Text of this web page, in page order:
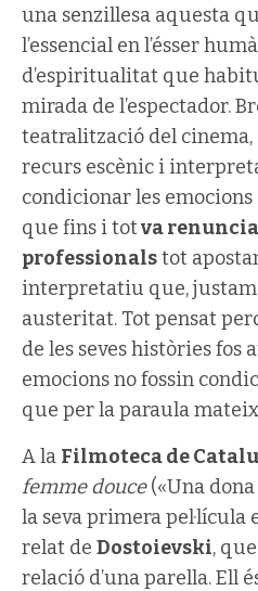
una senzillesa aquesta
l’essencial en l’ésser
d’espiritualitat que
mirada de l’espectador.
teatralització del
recurs escènic i
condicionar les
que fins i totva
professionalstot
interpretatiu que,
austeritat. Tot pensat
de les seves històries fos
emocions no fossin
que per la paraula
A la Filmoteca de
femme douce(«Una dona
la seva primera pel·lícula
relat de Dostoievski,
relació d’una parella. Ell